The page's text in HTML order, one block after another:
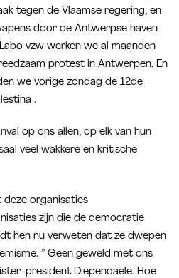
tegen de Vlaamse regering, en
door de Antwerpse haven
vzw werken we al maanden
protest in Antwerpen. En
we vorige zondag de 12de
.
op ons allen, op elk van hun
veel wakkere en kritische
organisaties
zijn die de democratie
hen nu verweten dat ze dwepen
” Geen geweld met ons
president Diependaele. Hoe